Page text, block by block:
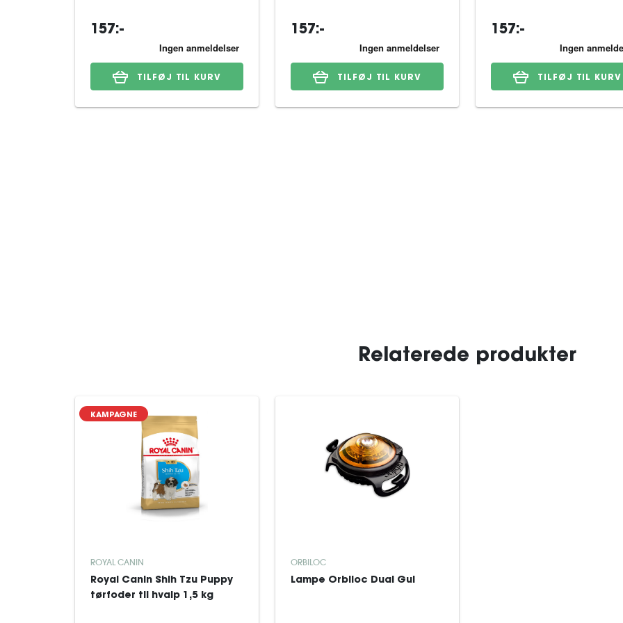
157:-
TILFØJ TIL KURV
157:-
TILFØJ TIL KURV
157:-
TILFØJ TIL KURV
Relaterede produkter
KAMPAGNE
ROYAL CANIN
Royal Canin Shih Tzu Puppy
tørfoder til hvalp 1,5 kg
ORBILOC
Lampe Orbiloc Dual Gul